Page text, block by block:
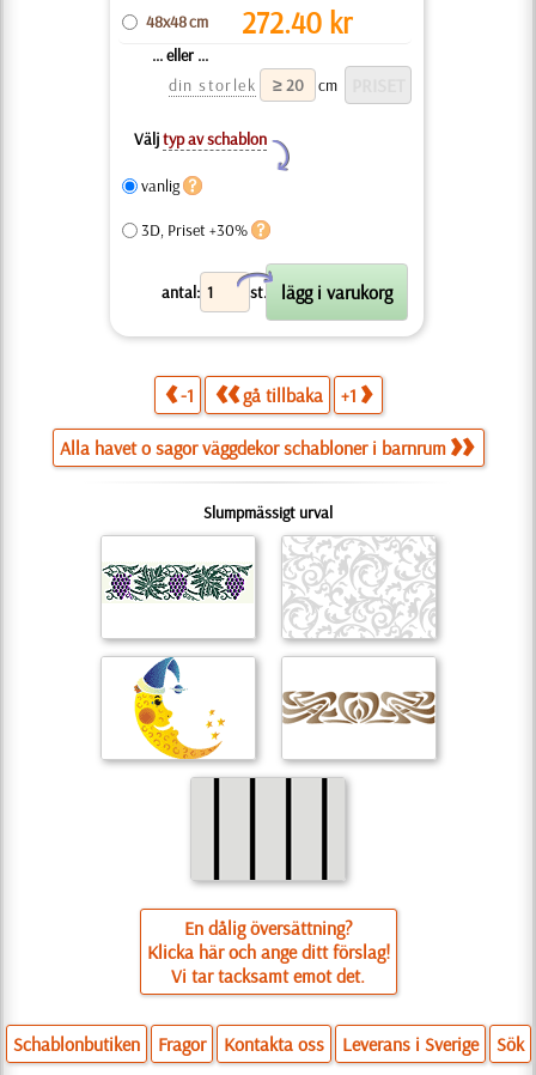
48x48 cm 272.40 kr
... eller ...
din storlek
cm
Väljtyp av schablon
Y
vanlig
3D, Priset +30%
antal: st.
X
-1 gå tillbaka +1
Alla havet o sagor väggdekor schabloner i barnrum
Slumpmässigt urval
En dålig översättning?
Klicka här och ange ditt förslag!
Vi tar tacksamt emot det.
Schablonbutiken Fragor Kontakta oss Leverans i Sverige Sök